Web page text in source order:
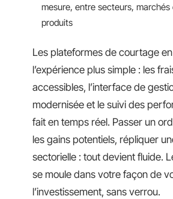
mesure, entre secteurs,
produits
Les plateformes de courtage
l’expérience plus simple : les
accessibles, l’interface de
modernisée et le suivi des
fait en temps réel. Passer un
les gains potentiels, répliquer
sectorielle : tout devient fluide.
se moule dans votre façon de
l’investissement, sans verrou.